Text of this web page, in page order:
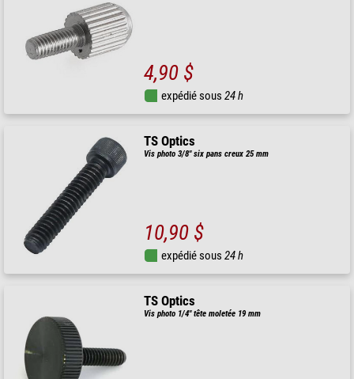
4,90 $
expédié sous24 h
TS Optics
Vis photo 3/8" six pans creux 25 mm
10,90 $
expédié sous24 h
TS Optics
Vis photo 1/4" tête moletée 19 mm